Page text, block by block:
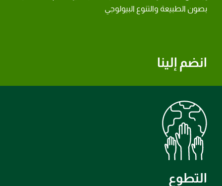
انضم إلينا
بصون الطبيعة والتنوع البيولوجي
التطوع